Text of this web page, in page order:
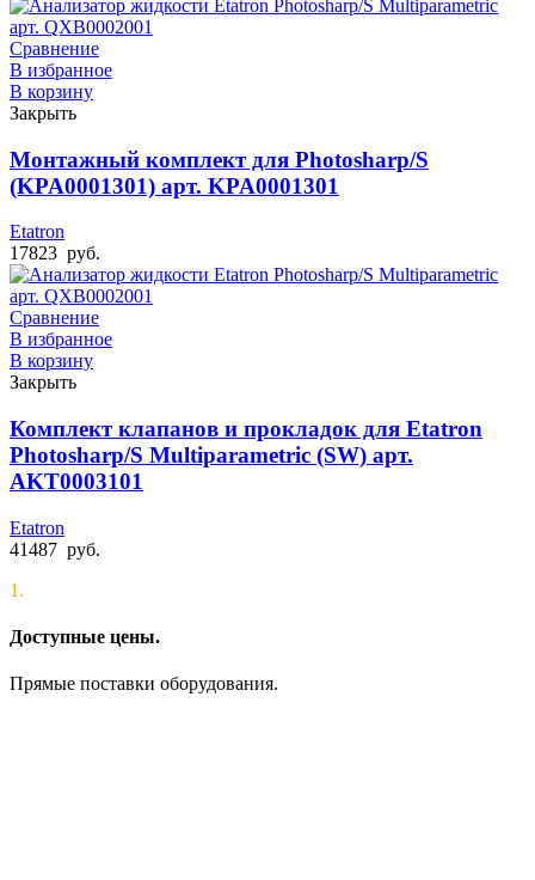
Сравнение
В избранное
В корзину
Закрыть
Монтажный комплект для Photosharp/S
(KPA0001301) арт. KPA0001301
Etatron
17823 руб.
Сравнение
В избранное
В корзину
Закрыть
Комплект клапанов и прокладок для Etatron
Photosharp/S Multiparametric (SW) арт.
AKT0003101
Etatron
41487 руб.
1.
Доступные цены.
Прямые поставки оборудования.